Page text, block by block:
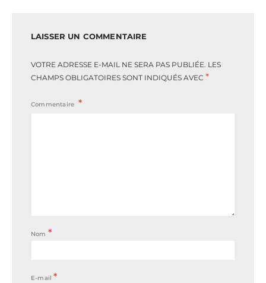
LAISSER UN COMMENTAIRE
VOTRE ADRESSE E-MAIL NE SERA PAS PUBLIÉE. LES
CHAMPS OBLIGATOIRES SONT INDIQUÉS AVEC *
Commentaire
Nom *
E-mail*